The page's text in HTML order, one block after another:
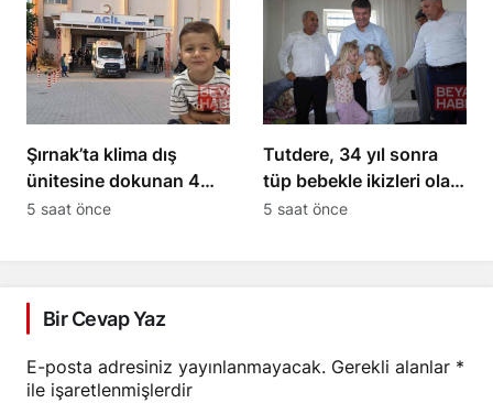
Şırnak’ta klima dış
ünitesine dokunan 4
yaşındaki Miraç hayatını
5 saat önce
Tutdere, 34 yıl sonra
tüp bebekle ikizleri olan
aileyi ziyaret etti
5 saat önce
Bir Cevap Yaz
E-posta adresiniz yayınlanmayacak. Gerekli alanlar *
ile işaretlenmişlerdir